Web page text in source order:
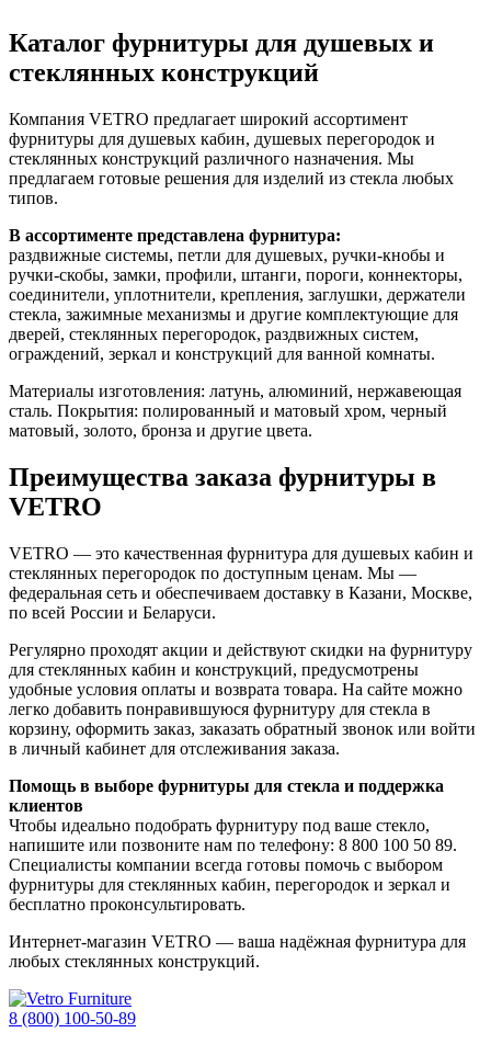
Каталог фурнитуры для душевых и
стеклянных конструкций
Компания VETRO предлагает широкий ассортимент
фурнитуры для душевых кабин, душевых перегородок и
стеклянных конструкций различного назначения. Мы
предлагаем готовые решения для изделий из стекла любых
типов.
В ассортименте представлена фурнитура:
раздвижные системы, петли для душевых, ручки-кнобы и
ручки-скобы, замки, профили, штанги, пороги, коннекторы,
соединители, уплотнители, крепления, заглушки, держатели
стекла, зажимные механизмы и другие комплектующие для
дверей, стеклянных перегородок, раздвижных систем,
ограждений, зеркал и конструкций для ванной комнаты.
Материалы изготовления: латунь, алюминий, нержавеющая
сталь. Покрытия: полированный и матовый хром, черный
матовый, золото, бронза и другие цвета.
Преимущества заказа фурнитуры в
VETRO
VETRO — это качественная фурнитура для душевых кабин и
стеклянных перегородок по доступным ценам. Мы —
федеральная сеть и обеспечиваем доставку в Казани, Москве,
по всей России и Беларуси.
Регулярно проходят акции и действуют скидки на фурнитуру
для стеклянных кабин и конструкций, предусмотрены
удобные условия оплаты и возврата товара. На сайте можно
легко добавить понравившуюся фурнитуру для стекла в
корзину, оформить заказ, заказать обратный звонок или войти
в личный кабинет для отслеживания заказа.
Помощь в выборе фурнитуры для стекла и поддержка
клиентов
Чтобы идеально подобрать фурнитуру под ваше стекло,
напишите или позвоните нам по телефону: 8 800 100 50 89.
Специалисты компании всегда готовы помочь с выбором
фурнитуры для стеклянных кабин, перегородок и зеркал и
бесплатно проконсультировать.
Интернет-магазин VETRO — ваша надёжная фурнитура для
любых стеклянных конструкций.
8 (800) 100-50-89